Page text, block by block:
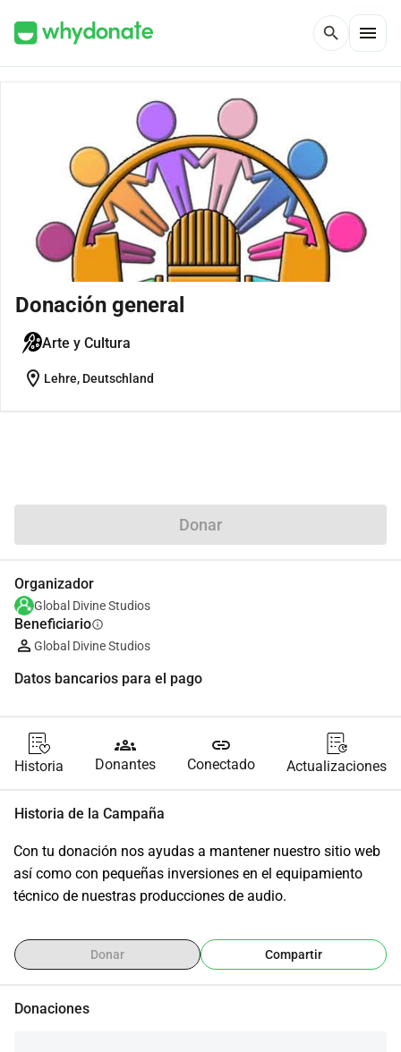
search menu
Donación general
Arte y Cultura
location_on Lehre, Deutschland
Donar
Organizador
Global Divine Studios
Beneficiarioinfo
Global Divine Studios
Datos bancarios para el pago
Historia
groups
Donantes
link
Conectado Actualizaciones
Historia de la Campaña
Con tu donación nos ayudas a mantener nuestro sitio web
así como con pequeñas inversiones en el equipamiento
técnico de nuestras producciones de audio.
Donar Compartir
Donaciones